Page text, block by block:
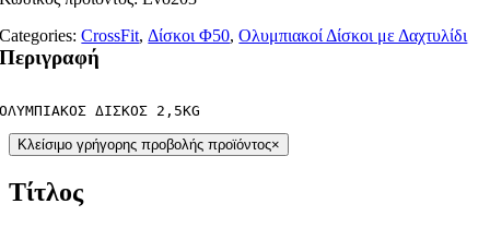
Categories:CrossFit,Δίσκοι Φ50,Ολυμπιακοί Δίσκοι με Δαχτυλίδι
Περιγραφή
ΟΛΥΜΠΙΑΚΟΣ ΔΙΣΚΟΣ 2,5KG
Κλείσιμο γρήγορης προβολής προϊόντος×
Τίτλος